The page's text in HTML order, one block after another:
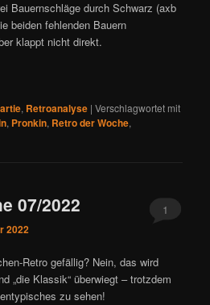
Bauernschläge durch Schwarz (axb
beiden fehlenden Bauern
klappt nicht direkt.
, Retroanalyse |Verschlagwortet mit
, Pronkin, Retro der Woche,
07/2022
2022
1
Retro gefällig? Nein, das wird
„die Klassik“ überwiegt – trotzdem
zu sehen!